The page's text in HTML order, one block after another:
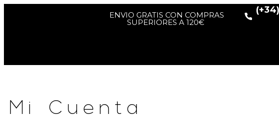
ENVIO GRATIS CON COMPRAS
SUPERIORES A 120€
Mi Cuenta